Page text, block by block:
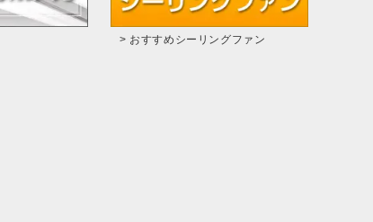
> おすすめシーリングファン